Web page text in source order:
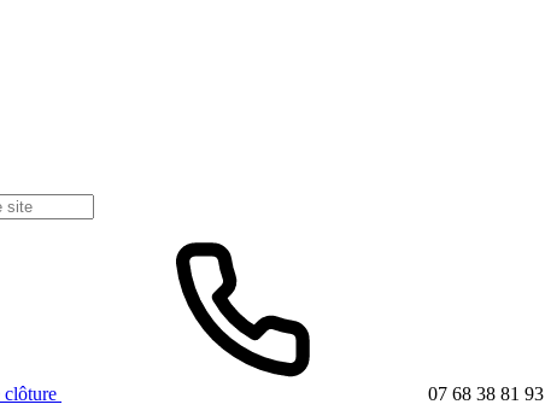
07 68 38 81 93